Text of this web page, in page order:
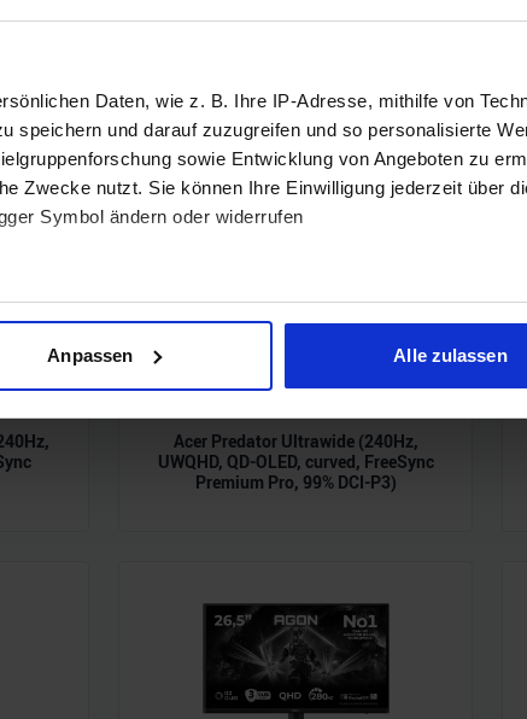
Daten, wie z. B. Ihre IP-Adresse, mithilfe von
speichern und darauf zuzugreifen und so personalisierte
sowie Entwicklung von Angeboten zu
Zwecke nutzt. Sie können Ihre Einwilligung jederzeit über
Symbol ändern oder widerrufen
welche bis auf einige Meter genau sein können
verarbeitet werden, und legen Sie Ihre Präferenzen im
personalisieren, Funktionen für soziale Medien anbieten
Außerdem geben wir Informationen zu Ihrer Verwendung
Anpassen Alle zulassen
Acer Predator Ultrawide (240Hz,
UWQHD, QD-OLED, curved, FreeSync
Premium Pro, 99% DCI-P3)